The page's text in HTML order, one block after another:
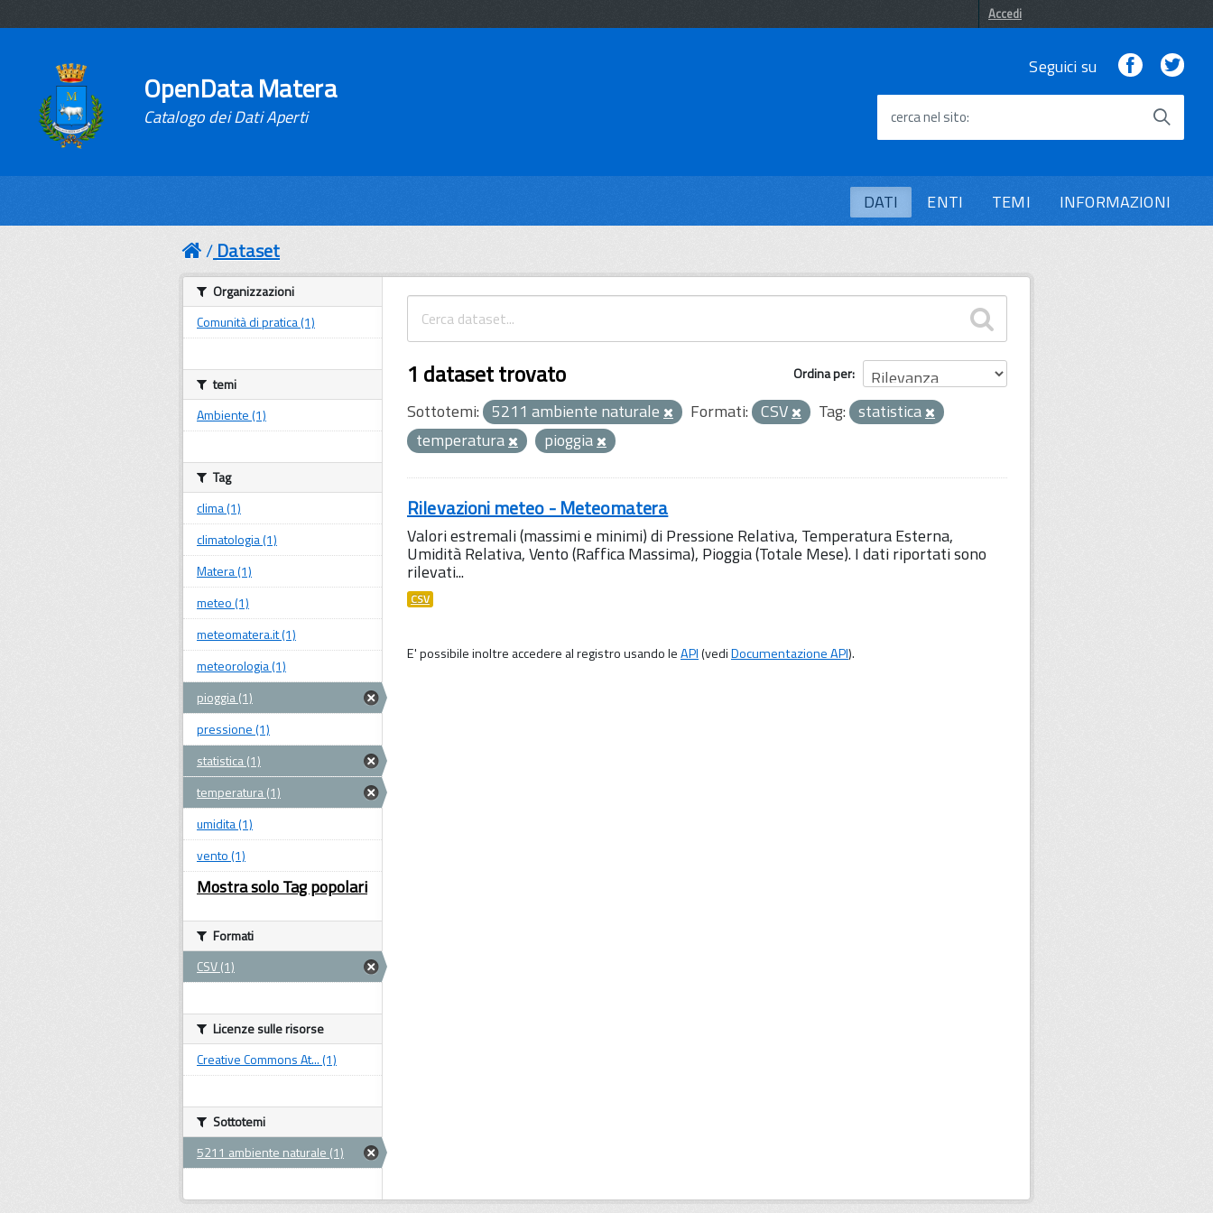
Accedi
OpenData Matera
Catalogo dei Dati Aperti
Seguici su Facebook
cerca nel sito
DATI ENTI TEMI INFORMAZIONI
Dataset
Ordina per
1 dataset trovato
Sottotemi: 5211 ambiente naturale Formati: CSV Tag: statistica
temperatura
pioggia
Rilevazioni meteo - Meteomatera
Valori estremali (massimi e minimi) di Pressione Relativa, Temperatura Esterna,
Umidità Relativa, Vento (Raffica Massima), Pioggia (Totale Mese). I dati riportati sono
rilevati...
CSV
E' possibile inoltre accedere al registro usando leAPI(vediDocumentazione API).
Organizzazioni
Comunità di pratica (1)
temi
Ambiente (1)
Tag
clima (1)
climatologia (1)
Matera (1)
meteo (1)
meteomatera.it (1)
meteorologia (1)
pioggia (1)
pressione (1)
statistica (1)
temperatura (1)
umidita (1)
vento (1)
Mostra solo Tag popolari
Formati
CSV (1)
Licenze sulle risorse
Creative Commons At... (1)
Sottotemi
5211 ambiente naturale (1)